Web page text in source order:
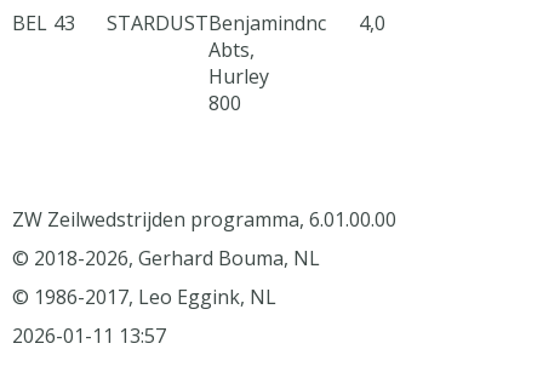
BEL 43 STARDUSTBenjamin
Abts,
Hurley
800
dnc 4,0
ZW Zeilwedstrijden programma, 6.01.00.00
© 2018-2026, Gerhard Bouma, NL
© 1986-2017, Leo Eggink, NL
2026-01-11 13:57